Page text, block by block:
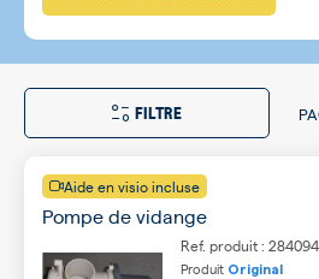
FILTRE
Aide en visio incluse
Pompe de vidange
Ref. produit :
Produit Original